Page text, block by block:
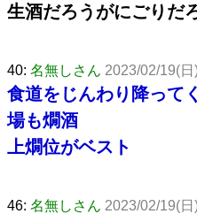
生酒だろうがにごりだ
40: 名無しさん 2023/02/19(
食道をじんわり降って
場も燗酒
上燗位がベスト
46: 名無しさん 2023/02/19(